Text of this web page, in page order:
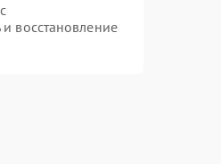
восстановление